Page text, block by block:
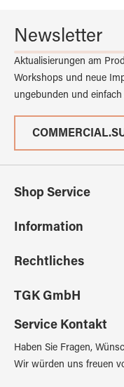
Newsletter
Aktualisierungen am
Workshops und neue
ungebunden und einfach
Shop Service
Information
Rechtliches
TGK GmbH
Service Kontakt
Haben Sie Fragen,
Wir würden uns freuen